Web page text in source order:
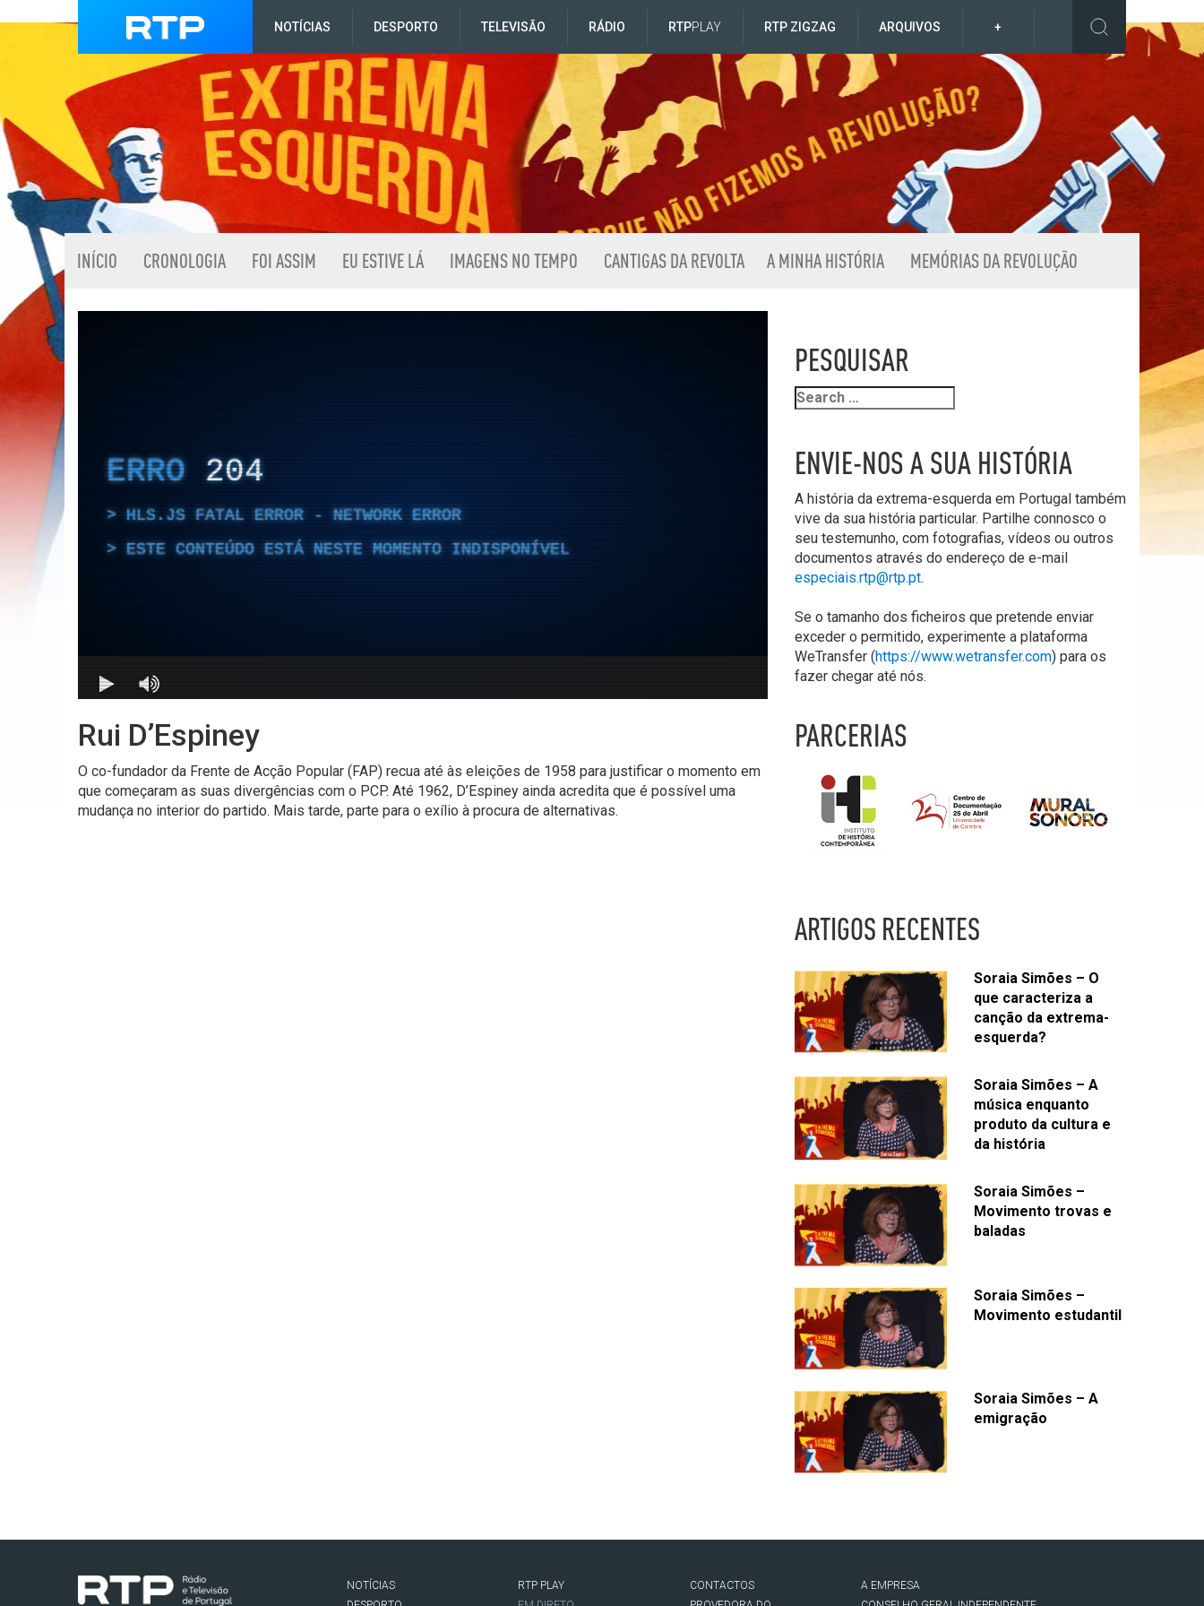
NOTÍCIAS DESPORTO TELEVISÃO RÁDIO RTPPLAY RTP ZIGZAG ARQUIVOS +
INÍCIO CRONOLOGIA FOI ASSIM EU ESTIVE LÁ IMAGENS NO TEMPO CANTIGAS DA REVOLTA A MINHA HISTÓRIA MEMÓRIAS DA REVOLUÇÃO
Rui D’Espiney
O co-fundador da Frente de Acção Popular (FAP) recua até às eleições de 1958 para justificar o momento em
que começaram as suas divergências com o PCP. Até 1962, D’Espiney ainda acredita que é possível uma
mudança no interior do partido. Mais tarde, parte para o exílio à procura de alternativas.
PESQUISAR
ENVIE-NOS A SUA HISTÓRIA
A história da extrema-esquerda em Portugal também
vive da sua história particular. Partilhe connosco o
seu testemunho, com fotografias, vídeos ou outros
documentos através do endereço de e-mail
especiais.rtp@rtp.pt.
Se o tamanho dos ficheiros que pretende enviar
exceder o permitido, experimente a plataforma
WeTransfer (https://www.wetransfer.com) para os
fazer chegar até nós.
PARCERIAS
ARTIGOS RECENTES
Soraia Simões – O
que caracteriza a
canção da extrema-
esquerda?
Soraia Simões – A
música enquanto
produto da cultura e
da história
Soraia Simões –
Movimento trovas e
baladas
Soraia Simões –
Movimento estudantil
Soraia Simões – A
emigração
NOTÍCIAS
RTP PLAY
CONTACTOS
A EMPRESA